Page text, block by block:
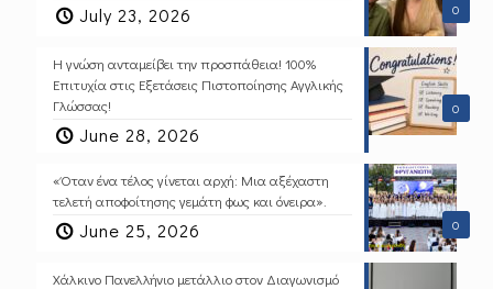
0
July 23, 2026
0
Η γνώση ανταμείβει την προσπάθεια! 100%
Επιτυχία στις Εξετάσεις Πιστοποίησης Αγγλικής
Γλώσσας!
June 28, 2026
0
«Όταν ένα τέλος γίνεται αρχή: Μια αξέχαστη
τελετή αποφοίτησης γεμάτη φως και όνειρα».
June 25, 2026
Χάλκινο Πανελλήνιο μετάλλιο στον Διαγωνισμό